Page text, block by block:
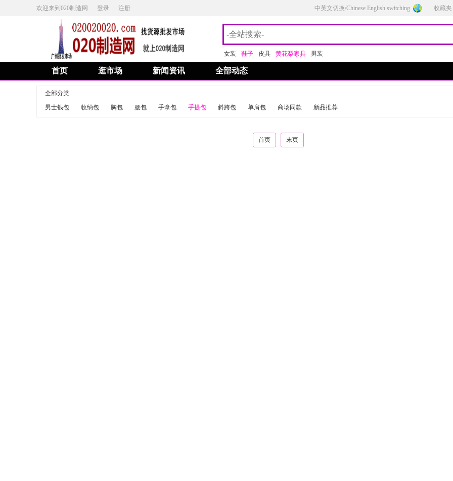
欢迎来到020制造网 登录 注册 中英文切换/Chinese English switching 收藏夹
女装 鞋子 皮具 黄花梨家具 男装
首页 逛市场 新闻资讯 全部动态
全部分类
男士钱包
收纳包 胸包 腰包 手拿包 手提包 斜跨包 单肩包 商场同款 新品推荐
首页 末页